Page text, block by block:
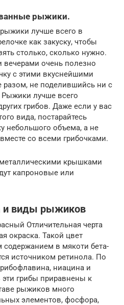
рыжики.
лучше всего в
как закуску, чтобы
столько, сколько нужно.
очень полезно
с этими вкуснейшими
разом, не поделившийсь ни с
Рыжики лучше всего
грибов. Даже если у вас
вида, постарайтесь
небольшого объема, а не
со всеми грибочками.
крышками
капроновые или
и виды рыжиков
Отличительная черта
окраска. Такой цвет
в мякоти бета-
источником ретинола. По
ниацина и
грибы приравнены к
рыжиков много
элементов, фосфора,